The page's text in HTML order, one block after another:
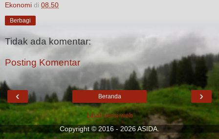
Ekonomi di 08.50
Berbagi
Tidak ada komentar:
Posting Komentar
‹ ›
Beranda
Lihat versi web
Copyright © 2016 - 2026ASIDA